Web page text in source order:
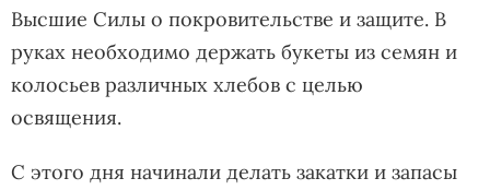
Высшие Силы о покровительстве и защите. В
руках необходимо держать букеты из семян и
колосьев различных хлебов с целью
освящения.
С этого дня начинали делать закатки и запасы